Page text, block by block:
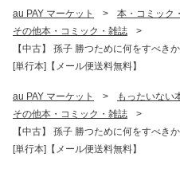
au PAY マーケット > 本・コミック
その他本・コミック・雑誌
>
【中古】 孫子 勝つために何をすべき
[単行本]【メール便送料無料】
au PAY マーケット > もったいない
その他本・コミック・雑誌
>
【中古】 孫子 勝つために何をすべき
[単行本]【メール便送料無料】